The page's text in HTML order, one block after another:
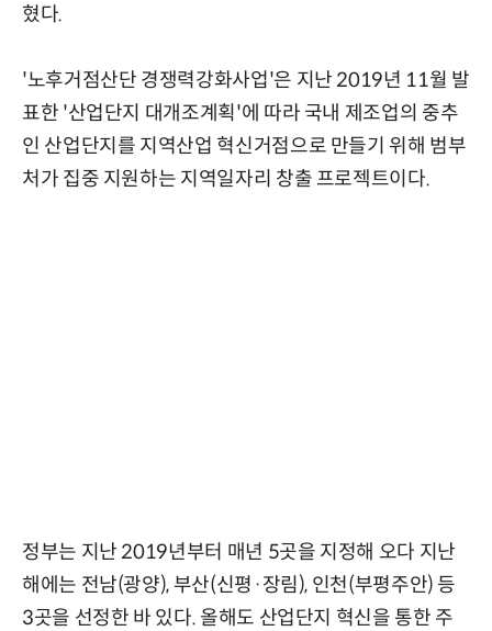
혔다.
'노후거점산단 경쟁력강화사업'은 지난 2019년 11월 발
표한 '산업단지 대개조계획'에 따라 국내 제조업의 중추
인 산업단지를 지역산업 혁신거점으로 만들기 위해 범부
처가 집중 지원하는 지역일자리 창출 프로젝트이다.
정부는 지난 2019년부터 매년 5곳을 지정해 오다 지난
해에는 전남(광양), 부산(신평·장림), 인천(부평주안) 등
3곳을 선정한 바 있다. 올해도 산업단지 혁신을 통한 주